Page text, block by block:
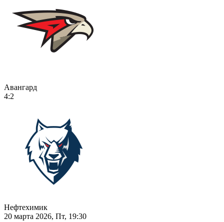
Авангард
4:2
Нефтехимик
20 марта 2026, Пт, 19:30